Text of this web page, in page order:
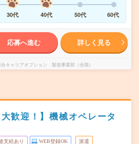
30代 40代 50代 60代
応募へ進む 詳しく見る
キャリアオプション 製造事業部（全国）
歓迎！】機械オペレータ
支給あり WEB登録OK 派遣